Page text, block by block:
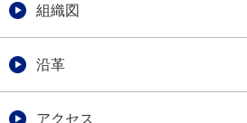
組織図
沿革
アクセス